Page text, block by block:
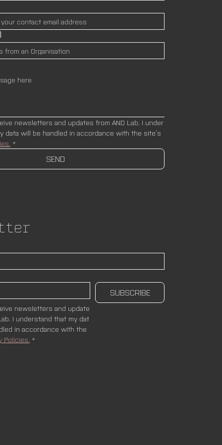
newsletters and updates from AND Lab. I under
*
SEND
SUBSCRIBE
newsletters and update
I understand that my dat
in accordance with the
Policies. *